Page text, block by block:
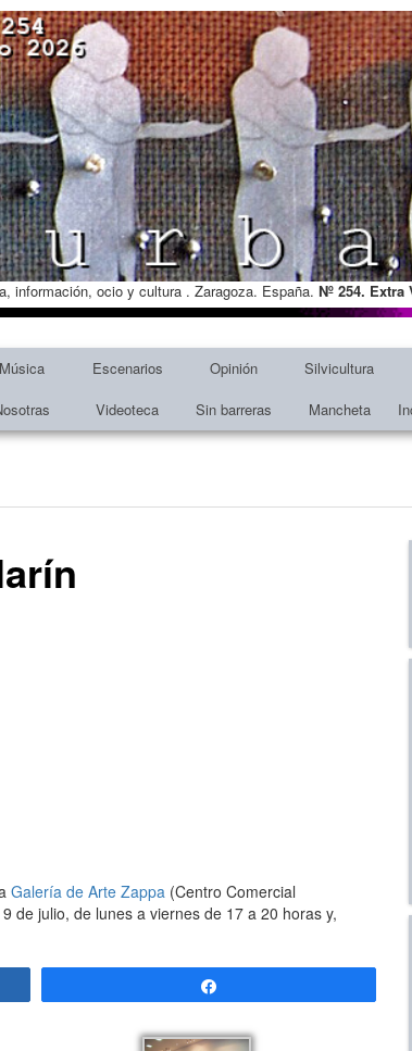
información, ocio y cultura . Zaragoza. España. Nº 254.
Música Escenarios Opinión Silvicultura
Videoteca Sin barreras Mancheta
Galería de Arte Zappa (Centro Comercial
de julio, de lunes a viernes de 17 a 20 horas y,